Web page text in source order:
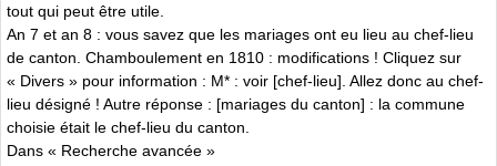
tout qui peut être utile.
An 7 et an 8 : vous savez que les mariages ont eu lieu au chef-lieu
de canton. Chamboulement en 1810 : modifications ! Cliquez sur
« Divers » pour information : M* : voir [chef-lieu]. Allez donc au chef-
lieu désigné ! Autre réponse : [mariages du canton] : la commune
choisie était le chef-lieu du canton.
Dans « Recherche avancée »